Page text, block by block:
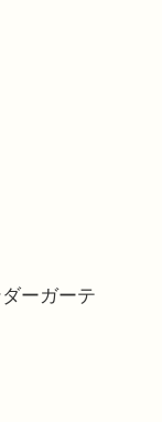
ーガーテ